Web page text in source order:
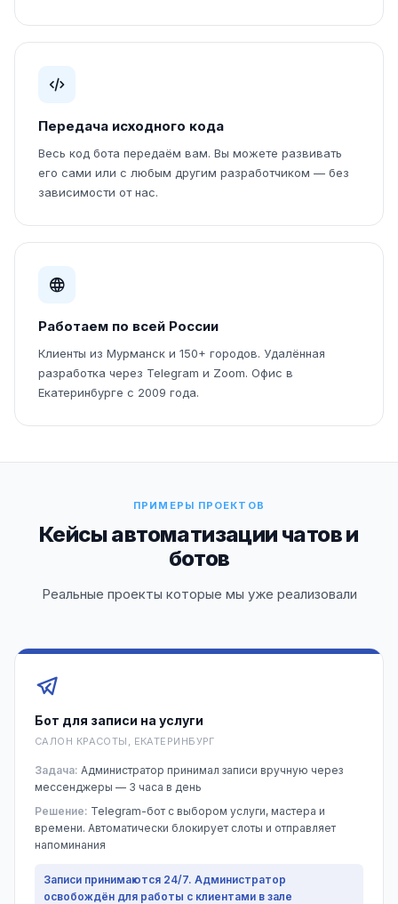
Передача исходного кода
Весь код бота передаём вам. Вы можете развивать
его сами или с любым другим разработчиком — без
зависимости от нас.
Работаем по всей России
Клиенты из Мурманск и 150+ городов. Удалённая
разработка через Telegram и Zoom. Офис в
Екатеринбурге с 2009 года.
ПРИМЕРЫ ПРОЕКТОВ
Кейсы автоматизации чатов и
ботов
Реальные проекты которые мы уже реализовали
Бот для записи на услуги
САЛОН КРАСОТЫ, ЕКАТЕРИНБУРГ
Задача: Администратор принимал записи вручную через
мессенджеры — 3 часа в день
Решение: Telegram-бот с выбором услуги, мастера и
времени. Автоматически блокирует слоты и отправляет
напоминания
Записи принимаются 24/7. Администратор
освобождён для работы с клиентами в зале